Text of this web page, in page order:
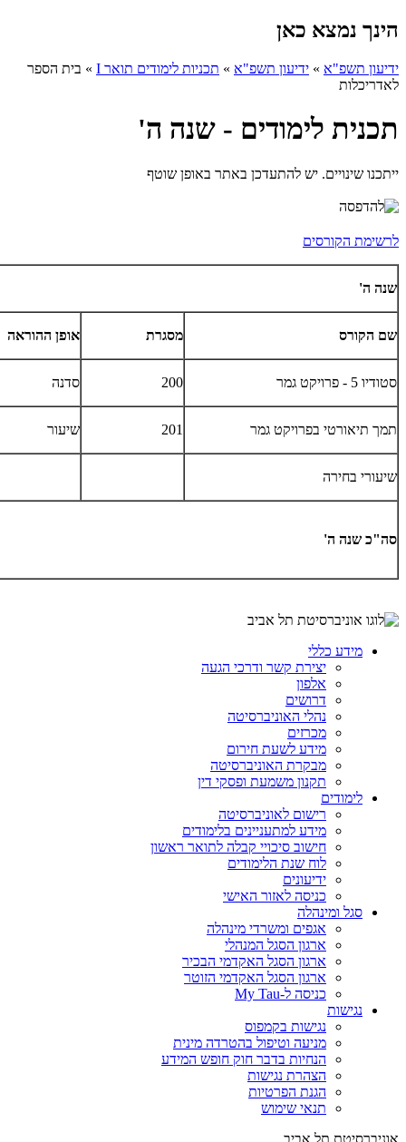
הינך נמצא כאן
ידיעון תשפ"א » ידיעון תשפ"א » תכניות לימודים תואר I » בית הספר
לאדריכלות
תכנית לימודים - שנה ה'
ייתכנו שינויים. יש להתעדכן באתר באופן שוטף
לרשימת הקורסים
שנה ה'
שם הקורס מסגרת אופן ההוראה
סטודיו 5 - פרויקט גמר 200 סדנה
תמך תיאורטי בפרויקט גמר 201 שיעור
שיעורי בחירה
סה"כ שנה ה'
מידע כללי
יצירת קשר ודרכי הגעה
אלפון
דרושים
נהלי האוניברסיטה
מכרזים
מידע לשעת חירום
מבקרת האוניברסיטה
תקנון משמעת ופסקי דין
לימודים
רישום לאוניברסיטה
מידע למתעניינים בלימודים
חישוב סיכויי קבלה לתואר ראשון
לוח שנת הלימודים
ידיעונים
כניסה לאזור האישי
סגל ומינהלה
אגפים ומשרדי מינהלה
ארגון הסגל המנהלי
ארגון הסגל האקדמי הבכיר
ארגון הסגל האקדמי הזוטר
כניסה ל-My Tau
נגישות
נגישות בקמפוס
מניעה וטיפול בהטרדה מינית
הנחיות בדבר חוק חופש המידע
הצהרת נגישות
הגנת הפרטיות
תנאי שימוש
אוניברסיטת תל אביב